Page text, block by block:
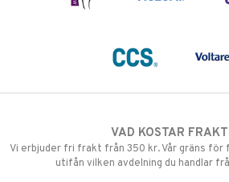
VAD KOSTAR
Vi erbjuder fri frakt från 350 kr. Vår gräns
utifån vilken avdelning du handlar